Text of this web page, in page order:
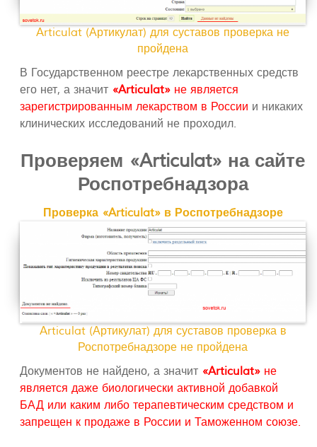
Articulat (Артикулат) для суставов проверка не
пройдена
В Государственном реестре лекарственных средств
его нет, а значит «Articulat» не является
зарегистрированным лекарством в России и никаких
клинических исследований не проходил.
Проверяем «Articulat» на сайте
Роспотребнадзора
Проверка «Articulat» в Роспотребнадзоре
Articulat (Артикулат) для суставов проверка в
Роспотребнадзоре не пройдена
Документов не найдено, а значит «Articulat» не
является даже биологически активной добавкой
БАД или каким либо терапевтическим средством и
запрещен к продаже в России и Таможенном союзе.